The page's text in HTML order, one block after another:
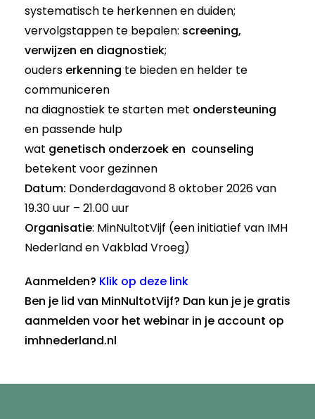
systematisch te herkennen en duiden;
vervolgstappen te bepalen: screening,
verwijzen en diagnostiek;
ouders erkenning te bieden en helder te
communiceren
na diagnostiek te starten met ondersteuning
en passende hulp
wat genetisch onderzoek en counseling
betekent voor gezinnen
Datum: Donderdagavond 8 oktober 2026 van
19.30 uur – 21.00 uur
Organisatie: MinNultotVijf (een initiatief van IMH
Nederland en Vakblad Vroeg)
Aanmelden? Klik op deze link
Ben je lid van MinNultotVijf? Dan kun je je gratis
aanmelden voor het webinar in je account op
imhnederland.nl